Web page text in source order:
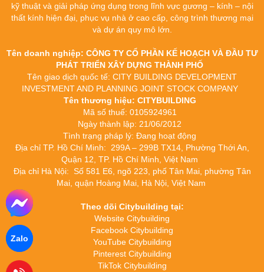
kỹ thuật và giải pháp ứng dụng trong lĩnh vực gương – kính – nội
thất kính hiện đại, phục vụ nhà ở cao cấp, công trình thương mại
và dự án quy mô lớn.
Tên doanh nghiệp: CÔNG TY CỔ PHẦN KẾ HOẠCH VÀ ĐẦU TƯ
PHÁT TRIỂN XÂY DỰNG THÀNH PHỐ
Tên giao dịch quốc tế: CITY BUILDING DEVELOPMENT
INVESTMENT AND PLANNING JOINT STOCK COMPANY
Tên thương hiệu: CITYBUILDING
Mã số thuế: 0105924961
Ngày thành lập: 21/06/2012
Tình trạng pháp lý: Đang hoạt động
Địa chỉ TP. Hồ Chí Minh: 299A – 299B TX14, Phường Thới An,
Quận 12, TP. Hồ Chí Minh, Việt Nam
Địa chỉ Hà Nội: Số 581 E6, ngõ 223, phố Tân Mai, phường Tân
Mai, quận Hoàng Mai, Hà Nội, Việt Nam
Theo dõi Citybuilding tại:
Website Citybuilding
Facebook Citybuilding
YouTube Citybuilding
Pinterest Citybuilding
TikTok Citybuilding
Zalo